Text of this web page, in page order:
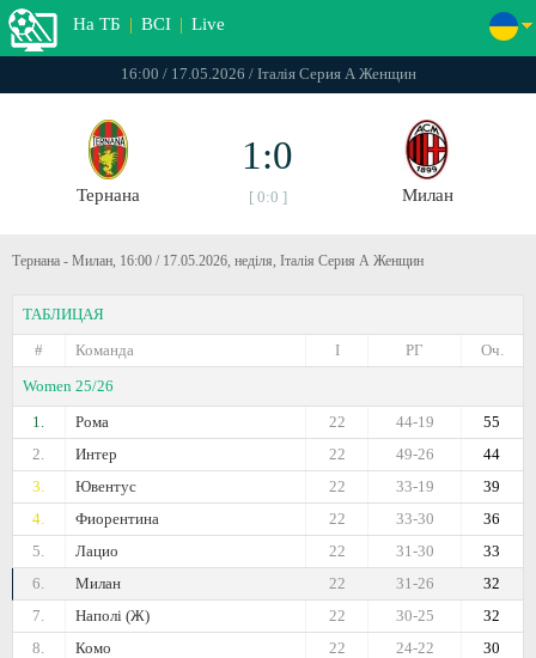
На ТБ | ВСІ | Live
16:00 / 17.05.2026 / Італія Серия А Женщин
Тернана
1:0
[ 0:0 ] Милан
Тернана - Милан, 16:00 / 17.05.2026, неділя, Італія Серия А Женщин
ТАБЛИЦАЯ
#
Команда Оч.
РГ
I
Women 25/26
1.
Рома 55
44-19
22
2.
Интер 44
49-26
22
3.
Ювентус 39
33-19
22
4.
Фиорентина 36
33-30
22
5.
Лацио 33
31-30
22
6.
Милан 32
31-26
22
7.
Наполі (Ж) 32
30-25
22
8.
Комо 30
24-22
22